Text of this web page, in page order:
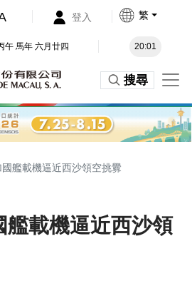
登入 繁
午 馬年 六月廿四 20:01
搜尋
艦載機逼近西沙領空挑釁
艦載機逼近西沙領